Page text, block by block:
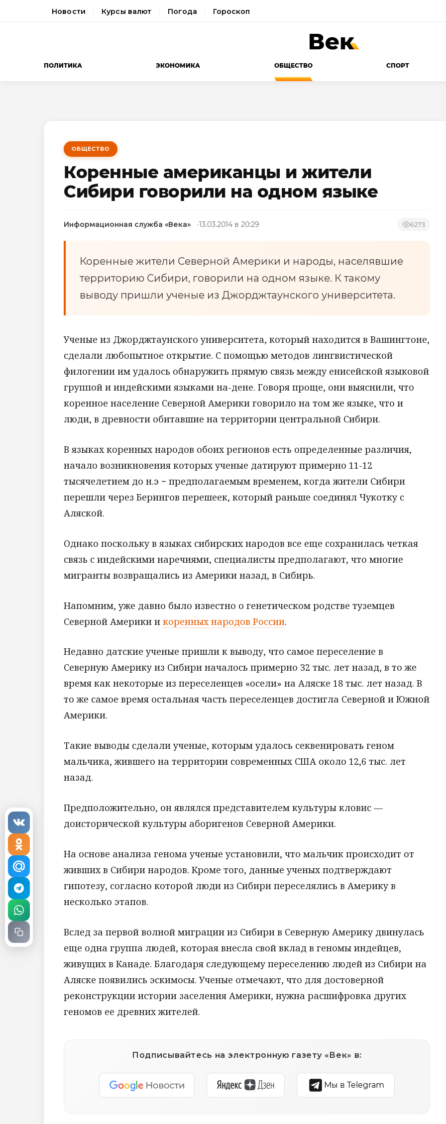
Новости Курсы валют Погода Гороскоп
ПОЛИТИКА ЭКОНОМИКА ОБЩЕСТВО СПОРТ
ОБЩЕСТВО
Коренные американцы и жители
Сибири говорили на одном языке
Информационная служба «Века» 13.03.2014 в 20:29 6273
Коренные жители Северной Америки и народы, населявшие
территорию Сибири, говорили на одном языке. К такому
выводу пришли ученые из Джорджтаунского университета.
Ученые из Джорджтаунского университета, который находится в Вашингтоне,
сделали любопытное открытие. С помощью методов лингвистической
филогении им удалось обнаружить прямую связь между енисейской языковой
группой и индейскими языками на-дене. Говоря проще, они выяснили, что
коренное население Северной Америки говорило на том же языке, что и
люди, в древности обитавшие на территории центральной Сибири.
В языках коренных народов обоих регионов есть определенные различия,
начало возникновения которых ученые датируют примерно 11-12
тысячелетием до н.э − предполагаемым временем, когда жители Сибири
перешли через Берингов перешеек, который раньше соединял Чукотку с
Аляской.
Однако поскольку в языках сибирских народов все еще сохранилась четкая
связь с индейскими наречиями, специалисты предполагают, что многие
мигранты возвращались из Америки назад, в Сибирь.
Напомним, уже давно было известно о генетическом родстве туземцев
Северной Америки и коренных народов России.
Недавно датские ученые пришли к выводу, что самое переселение в
Северную Америку из Сибири началось примерно 32 тыс. лет назад, в то же
время как некоторые из переселенцев «осели» на Аляске 18 тыс. лет назад. В
то же самое время остальная часть переселенцев достигла Северной и Южной
Америки.
Такие выводы сделали ученые, которым удалось секвенировать геном
мальчика, жившего на территории современных США около 12,6 тыс. лет
назад.
Предположительно, он являлся представителем культуры кловис —
доисторической культуры аборигенов Северной Америки.
На основе анализа генома ученые установили, что мальчик происходит от
живших в Сибири народов. Кроме того, данные ученых подтверждают
гипотезу, согласно которой люди из Сибири переселялись в Америку в
несколько этапов.
Вслед за первой волной миграции из Сибири в Северную Америку двинулась
еще одна группа людей, которая внесла свой вклад в геномы индейцев,
живущих в Канаде. Благодаря следующему переселению людей из Сибири на
Аляске появились эскимосы. Ученые отмечают, что для достоверной
реконструкции истории заселения Америки, нужна расшифровка других
геномов ее древних жителей.
Подписывайтесь на электронную газету «Век» в:
Мы в Telegram